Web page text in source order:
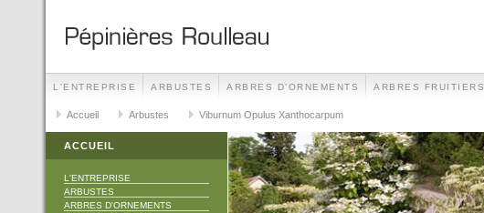
L'ENTREPRISE ARBUSTES ARBRES D'ORNEMENTS ARBRES FRUITIERS
TECHNIQUES CONTACT MANIFESTATIONS
Accueil Arbustes Viburnum Opulus Xanthocarpum
ACCUEIL
L'ENTREPRISE
ARBUSTES
ARBRES D'ORNEMENTS